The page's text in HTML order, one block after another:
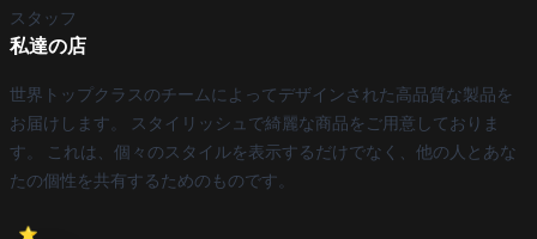
スタッフ
私達の店
世界トップクラスのチームによってデザインされた高品質な製品を
お届けします。 スタイリッシュで綺麗な商品をご用意しておりま
す。 これは、個々のスタイルを表示するだけでなく、他の人とあな
たの個性を共有するためのものです。